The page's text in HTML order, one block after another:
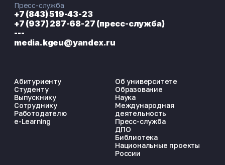
Абитуриенту
Студенту
Выпускнику
Сотруднику
Работодателю
e-Learning
Об университете
Образование
Наука
Международная
деятельность
Пресс-служба
ДПО
Библиотека
Национальные проекты
России
Пресс-служба
+7 (843) 519-43-23
+7 (937) 287-68-27 (пресс-служба)
---
media.kgeu@yandex.ru